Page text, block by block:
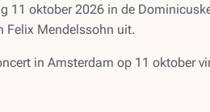
11 oktober 2026 in de
Felix Mendelssohn uit.
in Amsterdam op 11 oktober